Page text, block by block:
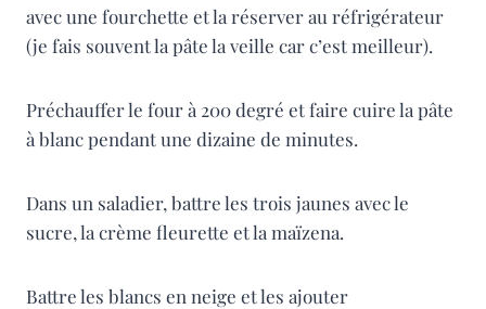
avec une fourchette et la réserver au réfrigérateur
(je fais souvent la pâte la veille car c’est meilleur).
Préchauffer le four à 200 degré et faire cuire la pâte
à blanc pendant une dizaine de minutes.
Dans un saladier, battre les trois jaunes avec le
sucre, la crème fleurette et la maïzena.
Battre les blancs en neige et les ajouter